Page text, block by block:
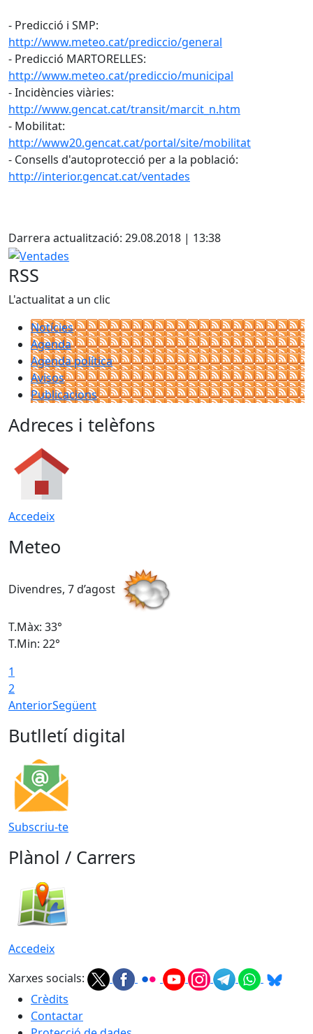
- Predicció i SMP:
http://www.meteo.cat/prediccio/general
- Predicció MARTORELLES:
http://www.meteo.cat/prediccio/municipal
- Incidències viàries:
http://www.gencat.cat/transit/marcit_n.htm
- Mobilitat:
http://www20.gencat.cat/portal/site/mobilitat
- Consells d'autoprotecció per a la població:
http://interior.gencat.cat/ventades
Darrera actualització: 29.08.2018 | 13:38
Ventades
RSS
L'actualitat a un clic
Notícies
Agenda
Agenda política
Avisos
Publicacions
Adreces i telèfons
Accedeix
Meteo
Divendres, 7 d’agost
T.Màx: 33°
T.Min: 22°
1
2
AnteriorSegüent
Butlletí digital
Subscriu-te
Plànol / Carrers
Accedeix
Xarxes socials:
Crèdits
Contactar